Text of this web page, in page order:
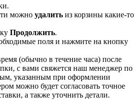
можно удалить из корзины какие-то
Продолжить.
поля и нажмите на кнопку
(обычно в течение часа) после
с вами свяжется наш менеджер по
указанным при оформлении
можно будет согласовать точное
а также уточнить детали.